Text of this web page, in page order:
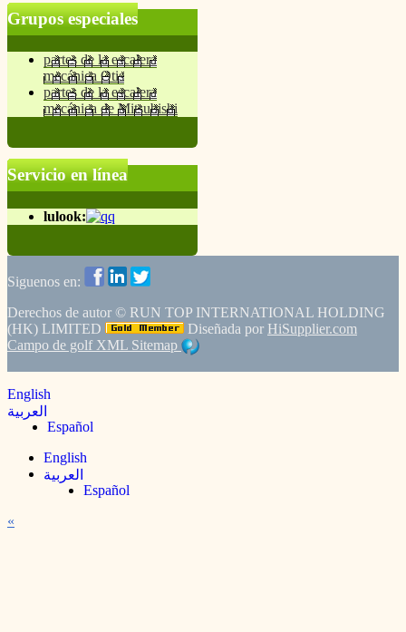
Grupos especiales
partes de la escalera
mecánica Otis
partes de la escalera
mecánica de Mitsubishi
Servicio en línea
lulook:
Siguenos en:
Derechos de autor © RUN TOP INTERNATIONAL HOLDING
(HK) LIMITED
Diseñada por HiSupplier.com
Campo de golf XML Sitemap
English
العربية
Español
English
العربية
Español
«